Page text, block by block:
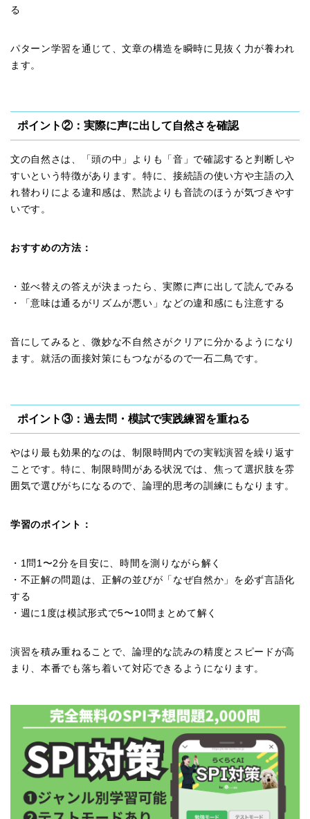
る
パターン学習を通じて、文章の構造を瞬時に見抜く力が養われ
ます。
ポイント②：実際に声に出して自然さを確認
文の自然さは、「頭の中」よりも「音」で確認すると判断しや
すいという特徴があります。特に、接続語の使い方や主語の入
れ替わりによる違和感は、黙読よりも音読のほうが気づきやす
いです。
おすすめの方法：
・並べ替えの答えが決まったら、実際に声に出して読んでみる
・「意味は通るがリズムが悪い」などの違和感にも注意する
音にしてみると、微妙な不自然さがクリアに分かるようになり
ます。就活の面接対策にもつながるので一石二鳥です。
ポイント③：過去問・模試で実践練習を重ねる
やはり最も効果的なのは、制限時間内での実戦演習を繰り返す
ことです。特に、制限時間がある状況では、焦って選択肢を雰
囲気で選びがちになるので、論理的思考の訓練にもなります。
学習のポイント：
・1問1〜2分を目安に、時間を測りながら解く
・不正解の問題は、正解の並びが「なぜ自然か」を必ず言語化
する
・週に1度は模試形式で5〜10問まとめて解く
演習を積み重ねることで、論理的な読みの精度とスピードが高
まり、本番でも落ち着いて対応できるようになります。